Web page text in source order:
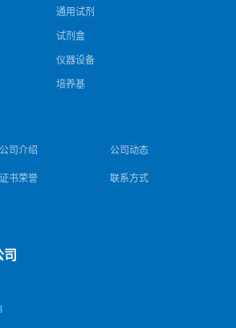
通用试剂
试剂盒
仪器设备
培养基
公司介绍 公司动态
证书荣誉 联系方式
司